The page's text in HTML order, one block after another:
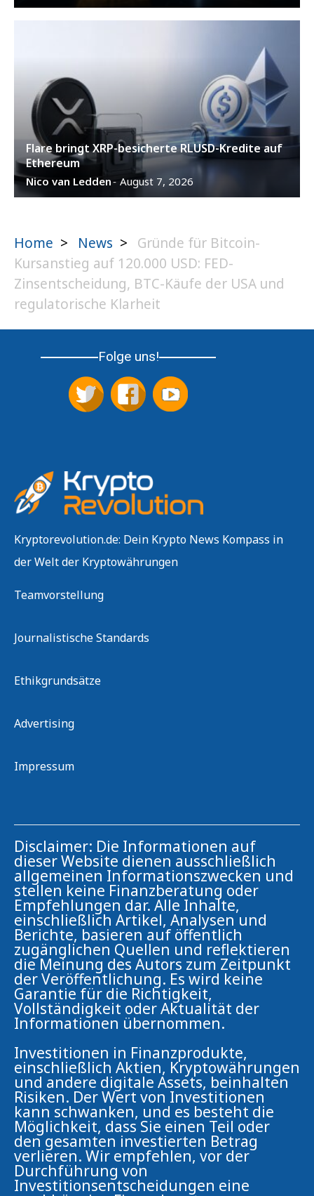
Flare bringt XRP-besicherte RLUSD-Kredite auf
Ethereum
Nico van Ledden- August 7, 2026
Home > News >
Gründe für Bitcoin-
Kursanstieg auf 120.000 USD: FED-
Zinsentscheidung, BTC-Käufe der USA und
regulatorische Klarheit
Folge uns!
Kryptorevolution.de: Dein Krypto News Kompass in
der Welt der Kryptowährungen
Teamvorstellung
Journalistische Standards
Ethikgrundsätze
Advertising
Impressum
Disclaimer: Die Informationen auf
dieser Website dienen ausschließlich
allgemeinen Informationszwecken und
stellen keine Finanzberatung oder
Empfehlungen dar. Alle Inhalte,
einschließlich Artikel, Analysen und
Berichte, basieren auf öffentlich
zugänglichen Quellen und reflektieren
die Meinung des Autors zum Zeitpunkt
der Veröffentlichung. Es wird keine
Garantie für die Richtigkeit,
Vollständigkeit oder Aktualität der
Informationen übernommen.
Investitionen in Finanzprodukte,
einschließlich Aktien, Kryptowährungen
und andere digitale Assets, beinhalten
Risiken. Der Wert von Investitionen
kann schwanken, und es besteht die
Möglichkeit, dass Sie einen Teil oder
den gesamten investierten Betrag
verlieren. Wir empfehlen, vor der
Durchführung von
Investitionsentscheidungen eine